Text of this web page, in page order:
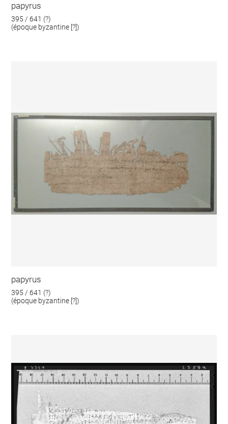
papyrus
395 / 641 (?)
(époque byzantine [?])
papyrus
395 / 641 (?)
(époque byzantine [?])